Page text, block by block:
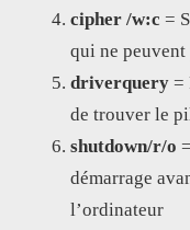
cipher /w:c =
qui ne peuvent
driverquery =
de trouver le
shutdown/r/o
démarrage
l’ordinateur